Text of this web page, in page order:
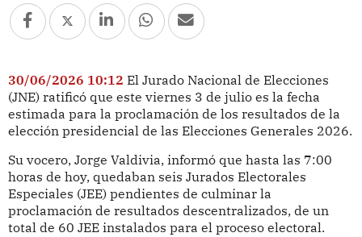
30/06/2026 10:12 El Jurado Nacional de Elecciones
(JNE) ratificó que este viernes 3 de julio es la fecha
estimada para la proclamación de los resultados de la
elección presidencial de las Elecciones Generales 2026.
Su vocero, Jorge Valdivia, informó que hasta las 7:00
horas de hoy, quedaban seis Jurados Electorales
Especiales (JEE) pendientes de culminar la
proclamación de resultados descentralizados, de un
total de 60 JEE instalados para el proceso electoral.